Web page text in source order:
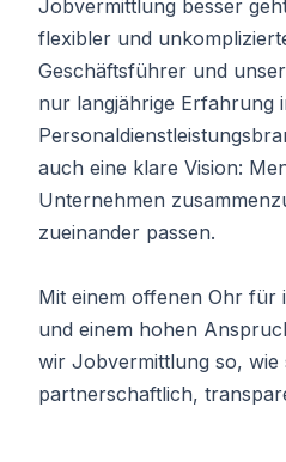
Jobvermittlung besser
flexibler und
Geschäftsführer und
nur langjährige Erfahrung
auch eine klare Vision:
Unternehmen
zueinander passen.
Mit einem offenen Ohr für
und einem hohen
wir Jobvermittlung so, wie
partnerschaftlich,